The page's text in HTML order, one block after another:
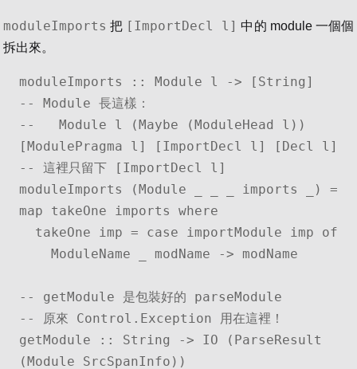
moduleImports 把 [ImportDecl l] 中的 module 一個個
拆出來。
moduleImports :: Module l -> [String]
-- Module 長這樣：
--   Module l (Maybe (ModuleHead l))
[ModulePragma l] [ImportDecl l] [Decl l]
-- 這裡只留下 [ImportDecl l]
moduleImports (Module _ _ _ imports _) =
map takeOne imports where
-- getModule 是包裝好的 parseModule
-- 原來 Control.Exception 用在這裡！
getModule :: String -> IO (ParseResult
(Module SrcSpanInfo))